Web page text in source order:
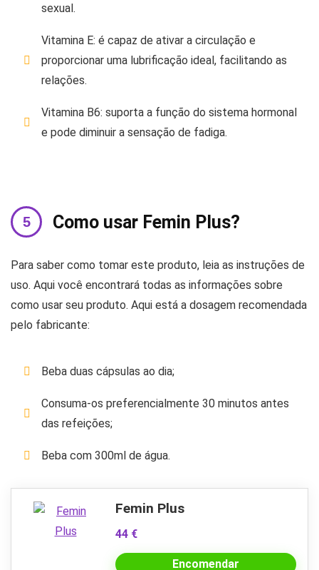
sexual.
Vitamina E: é capaz de ativar a circulação e
proporcionar uma lubrificação ideal, facilitando as
relações.
Vitamina B6: suporta a função do sistema hormonal
e pode diminuir a sensação de fadiga.
Como usar Femin Plus?
Para saber como tomar este produto, leia as instruções de
uso. Aqui você encontrará todas as informações sobre
como usar seu produto. Aqui está a dosagem recomendada
pelo fabricante:
Beba duas cápsulas ao dia;
Consuma-os preferencialmente 30 minutos antes
das refeições;
Beba com 300ml de água.
Femin Plus
44 €
Encomendar